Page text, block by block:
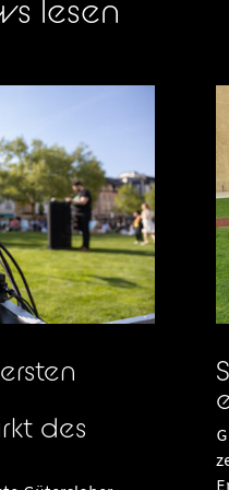
lesen
des